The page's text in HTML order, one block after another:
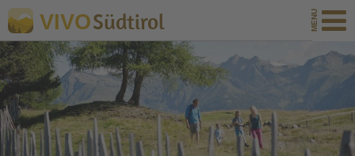
VIVOSüdtirol